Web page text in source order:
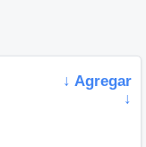
↓ Agregar
↓